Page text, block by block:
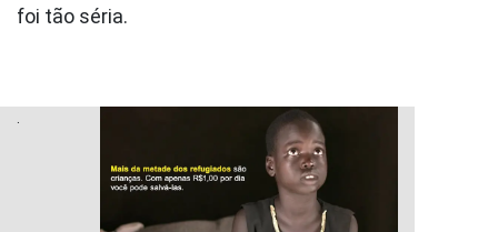
foi tão séria.